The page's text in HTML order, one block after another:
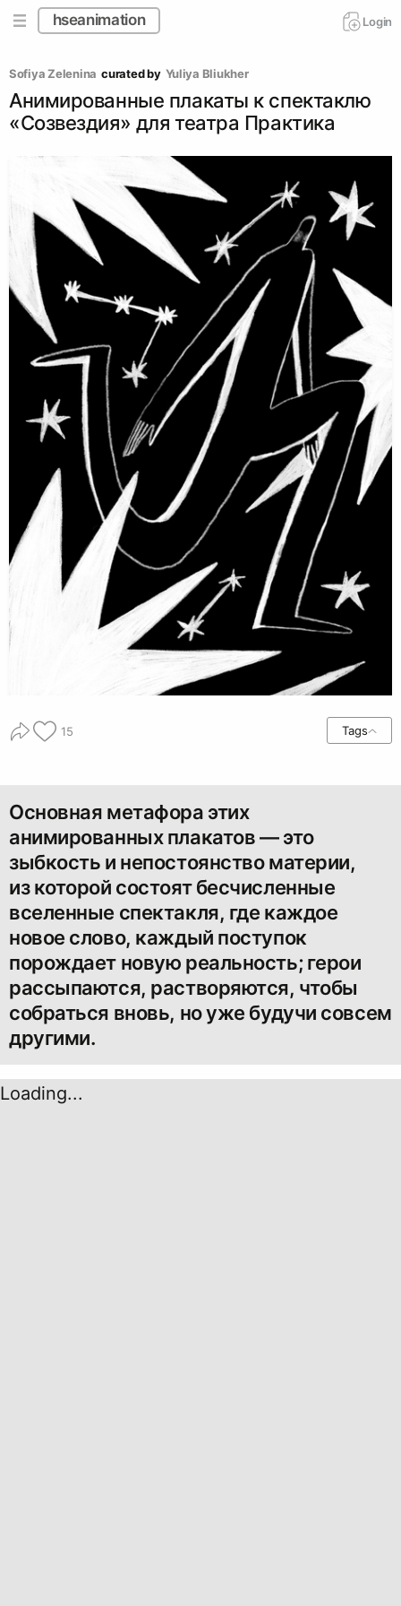
hseanimation Login
Sofiya Zelenina curated by Yuliya Bliukher
Анимированные плакаты к спектаклю
«Созвездия» для театра Практика
15 Tags
Основная метафора этих
анимированных плакатов — это
зыбкость и непостоянство материи,
из которой состоят бесчисленные
вселенные спектакля, где каждое
новое слово, каждый поступок
порождает новую реальность; герои
рассыпаются, растворяются, чтобы
собраться вновь, но уже будучи совсем
другими.
Loading...